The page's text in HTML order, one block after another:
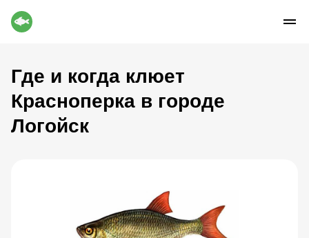
Где и когда клюет
Красноперка в городе
Логойск